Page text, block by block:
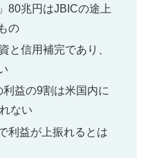
80兆円はJBICの途上
の
と信用補完であり、
益の9割は米国内に
ない
利益が上振れるとは